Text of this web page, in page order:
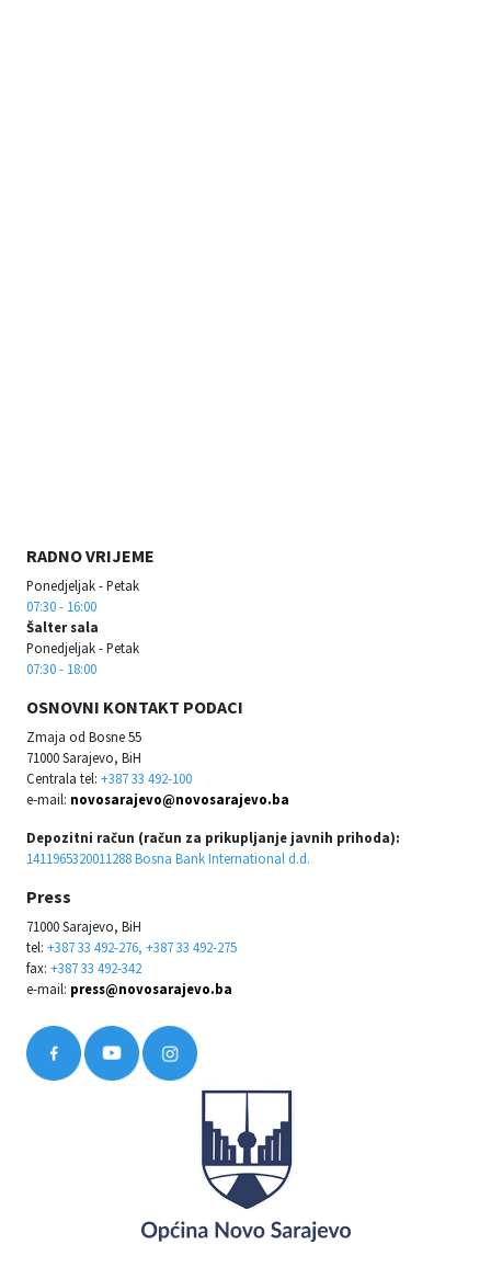
RADNO VRIJEME
Ponedjeljak - Petak
07:30 - 16:00
Šalter sala
Ponedjeljak - Petak
07:30 - 18:00
OSNOVNI KONTAKT PODACI
Zmaja od Bosne 55
71000 Sarajevo, BiH
Centrala tel: +387 33 492-100
e-mail: novosarajevo@novosarajevo.ba
Depozitni račun (račun za prikupljanje javnih prihoda):
1411965320011288 Bosna Bank International d.d.
Press
71000 Sarajevo, BiH
tel: +387 33 492-276, +387 33 492-275
fax: +387 33 492-342
e-mail: press@novosarajevo.ba